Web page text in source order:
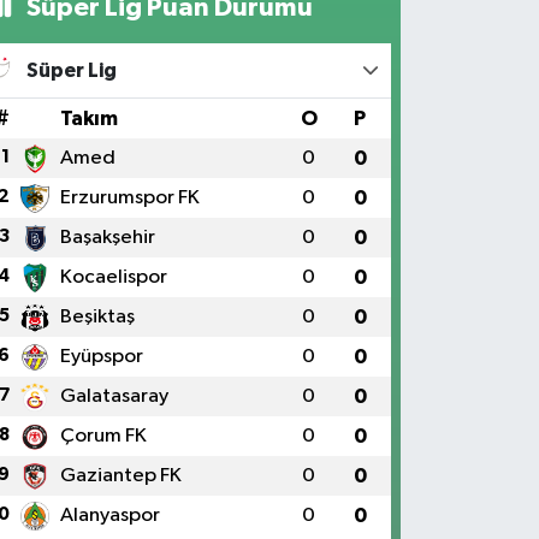
Süper Lig Puan Durumu
Süper Lig
Takım O P
1 Amed 0 0
Erzurumspor FK 0 0
3 Başakşehir 0 0
Kocaelispor 0 0
5 Beşiktaş 0 0
Eyüpspor 0 0
7 Galatasaray 0 0
8 Çorum FK 0 0
Gaziantep FK 0 0
Alanyaspor 0 0